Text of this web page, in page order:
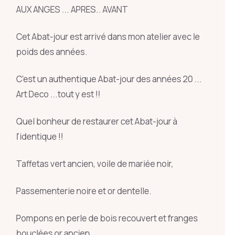
AUX ANGES ... APRES.. AVANT
Cet Abat-jour est arrivé dans mon atelier avec le
poids des années.
C'est un authentique Abat-jour des années 20 ...
Art Deco ...tout y est !!
Quel bonheur de restaurer cet Abat-jour à
l'identique !!
Taffetas vert ancien, voile de mariée noir,
Passementerie noire et or dentelle.
Pompons en perle de bois recouvert et franges